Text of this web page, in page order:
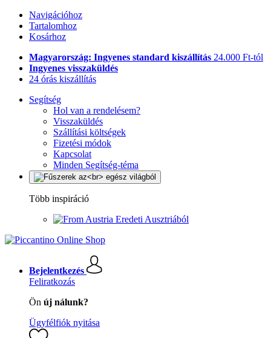
Navigációhoz
Tartalomhoz
Kosárhoz
Magyarország: Ingyenes standard kiszállítás 24.000 Ft-tól
Ingyenes visszaküldés
24 órás kiszállítás
Segítség
Hol van a rendelésem?
Visszaküldés
Szállítási költségek
Fizetési módok
Kapcsolat
Minden Segítség-téma
Több inspiráció
Eredeti Ausztriából
Bejelentkezés
Feliratkozás
Ön új nálunk?
Ügyfélfiók nyitása